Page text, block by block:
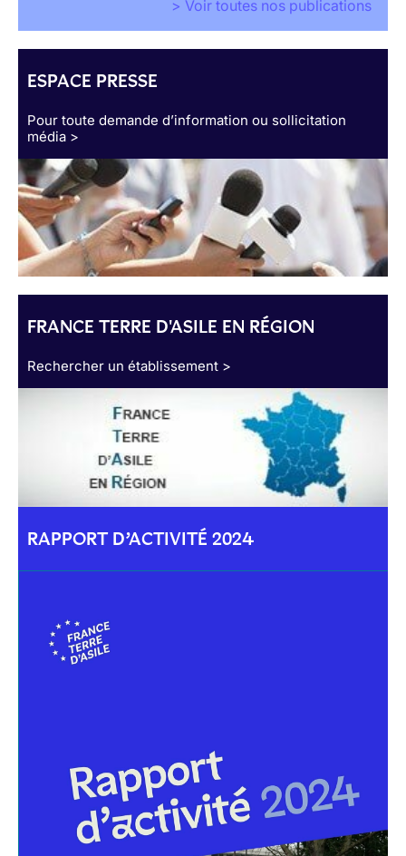
> Voir toutes nos publications
ESPACE PRESSE
Pour toute demande d’information ou sollicitation
média >
FRANCE TERRE D'ASILE EN RÉGION
Rechercher un établissement >
RAPPORT D’ACTIVITÉ 2024